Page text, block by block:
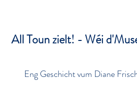
All Toun zielt! - Wéi
Eng Geschicht vum Diane